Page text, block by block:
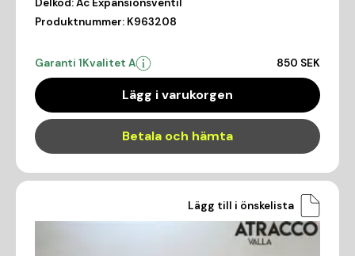
Delkod:Ac Expansionsventil
Produktnummer: K963208
Garanti 1Kvalitet A 850 SEK
Lägg i varukorgen
Betala och hämta
Lägg till i önskelista